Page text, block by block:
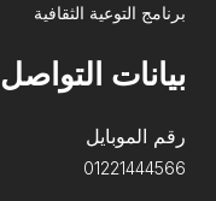
برنامج التوعية الثقافية
بيانات التواصل
رقم الموبايل
01221444566